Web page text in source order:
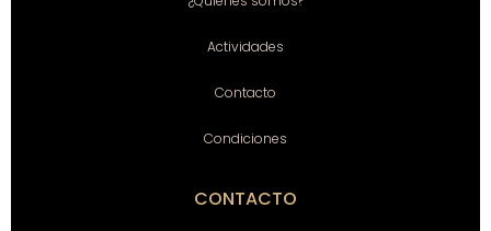
Actividades
Contacto
Condiciones
CONTACTO